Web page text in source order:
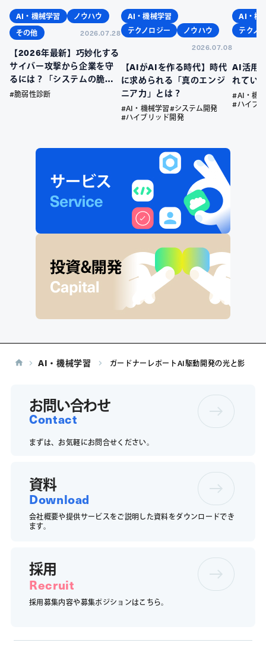
AI・機械学習
ノウハウ
その他
2026.07.28
【2026年最新】巧妙化する
サイバー攻撃から企業を守
るには？「システムの脆弱
性」を放置するリスクと、
#脆弱性診断
AI・機械学習
テクノロジー
ノウハウ
2026.07.08
【AIがAIを作る時代】時代
に求められる「真のエンジ
ニア力」とは？
#AI・機械学習#システム開発
#ハイブリッド開発
AI・機
テクノ
AI活用
れてい
#AI・機
#ハイブ
AI・機械学習 ガードナーレポートAI駆動開発の光と影
お問い合わせ
Contact
まずは、お気軽にお問合せください。
資料
Download
会社概要や提供サービスをご説明した資料をダウンロードでき
ます。
採用
Recruit
採用募集内容や募集ポジションはこちら。